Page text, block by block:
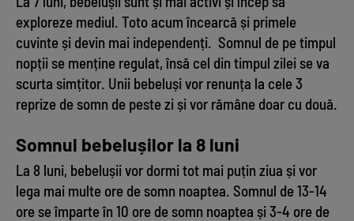
exploreze mediul. Toto acum încearcă și primele
cuvinte și devin mai independenți. Somnul de pe timpul
nopții se menține regulat, însă cel din timpul zilei se va
scurta simțitor. Unii bebeluși vor renunța la cele 3
reprize de somn de peste zi și vor rămâne doar cu două.
Somnul bebelușilor la 8 luni
La 8 luni, bebelușii vor dormi tot mai puțin ziua și vor
lega mai multe ore de somn noaptea. Somnul de 13-14
ore se împarte în 10 ore de somn noaptea și 3-4 ore de